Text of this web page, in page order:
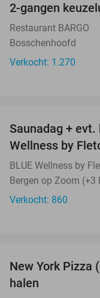
2-gangen
Restaurant BARGO
Bosschenhoofd
Verkocht: 1.270
Saunadag +
Wellness by
BLUE Wellness by
Bergen op Zoom (+3
Verkocht: 860
New York Pizza
halen